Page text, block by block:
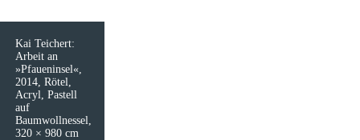
Kai Teichert:
Arbeit an
»Pfaueninsel«,
2014, Rötel,
Acryl, Pastell
auf
Baumwollnessel,
320 × 980 cm